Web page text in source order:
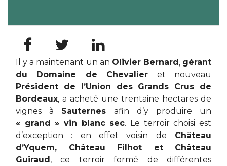
Il y a maintenant un an Olivier Bernard, gérant
du Domaine de Chevalier et nouveau
Président de l’Union des Grands Crus de
Bordeaux, a acheté une trentaine hectares de
vignes à Sauternes afin d’y produire un
« grand » vin blanc sec. Le terroir choisi est
d’exception : en effet voisin de Château
d’Yquem, Château Filhot et Château
Guiraud, ce terroir formé de différentes